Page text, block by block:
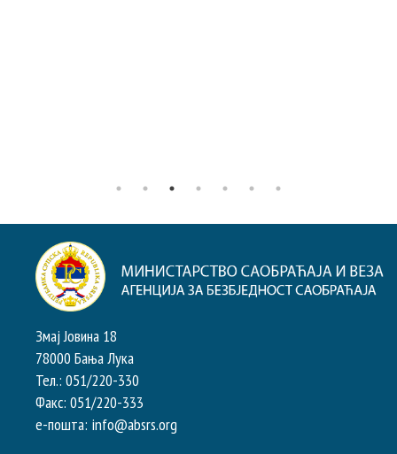
Змај Јовина 18
78000 Бања Лука
Тел.: 051/220-330
Факс: 051/220-333
e-пошта: info@absrs.org